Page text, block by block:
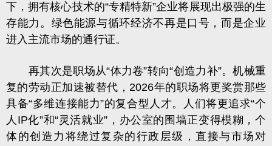
下，拥有核心技术的“专精特新”企业将展现出极强的生
存能力。绿色能源与循环经济不再是口号，而是企业
进入主流市场的通行证。
再其次是职场从“体力卷”转向“创造力补”。机械重
复的劳动正加速被替代，2026年的职场将更奖赏那些
具备“多维连接能力”的复合型人才。人们将更追求“个
人IP化”和“灵活就业”，办公室的围墙正变得模糊，个
体的创造力将绕过复杂的行政层级，直接与市场对